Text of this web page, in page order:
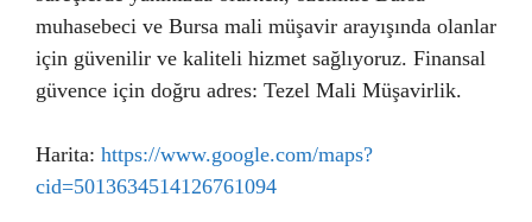
muhasebeci ve Bursa mali müşavir arayışında olanlar
için güvenilir ve kaliteli hizmet sağlıyoruz. Finansal
güvence için doğru adres: Tezel Mali Müşavirlik.
Harita: https://www.google.com/maps?
cid=5013634514126761094